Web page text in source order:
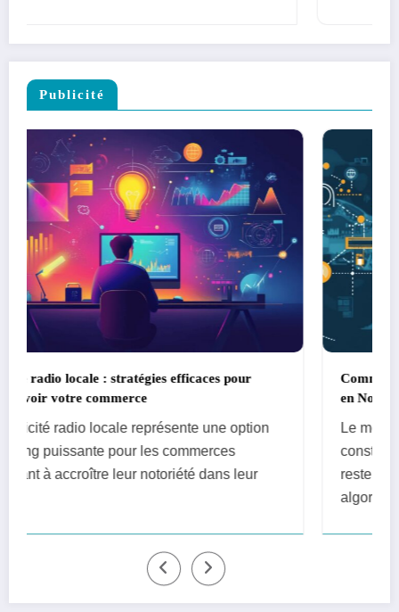
Publicité
option
leur
Comment les Meilleures agences de
en Normandie suivent l’evolution des
Google
Le monde du référencement naturel évolue
constamment, obligeant les agences SEO à
rester vigilantes face aux changements